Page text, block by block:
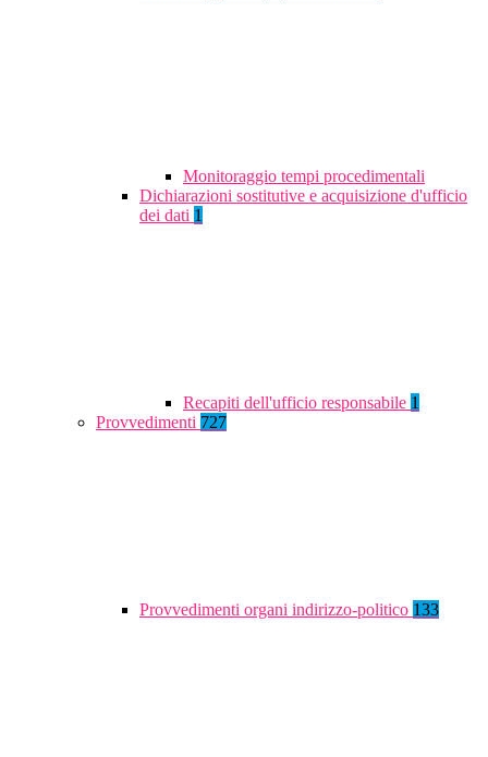
Monitoraggio tempi procedimentali
Dichiarazioni sostitutive e acquisizione d'ufficio
dei dati 1
Recapiti dell'ufficio responsabile 1
Provvedimenti 727
Provvedimenti organi indirizzo-politico 133